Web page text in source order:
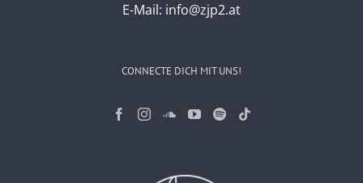
E-Mail: info@zjp2.at
CONNECTE DICH MIT UNS!